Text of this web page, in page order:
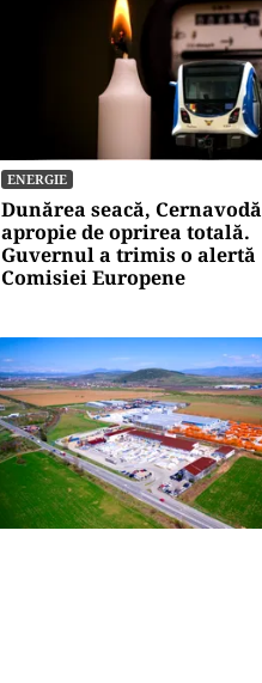
ENERGIE
Dunărea seacă,
apropie de oprirea totală.
Guvernul a trimis o alertă
Comisiei Europene